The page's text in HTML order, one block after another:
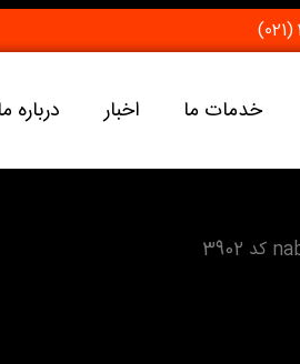
خدمات ما اخبار درباره